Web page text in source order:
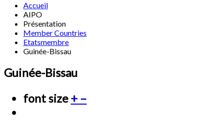
Accueil
AIPO
Présentation
Member Countries
Etatsmembre
Guinée-Bissau
Guinée-Bissau
font size + –